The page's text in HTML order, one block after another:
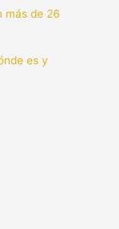
más de 26
es y